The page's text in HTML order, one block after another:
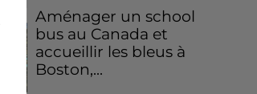
Aménager un school
bus au Canada et
accueillir les bleus à
Boston,...